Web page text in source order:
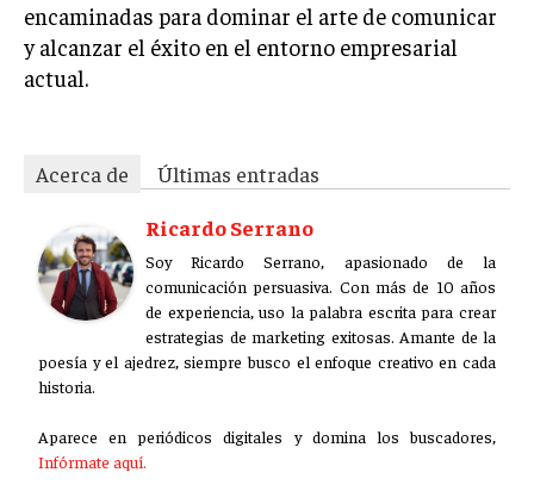
encaminadas para dominar el arte de comunicar
y alcanzar el éxito en el entorno empresarial
actual.
Acerca de
Últimas entradas
Ricardo Serrano
Soy Ricardo Serrano, apasionado de la
comunicación persuasiva. Con más de 10 años
de experiencia, uso la palabra escrita para crear
estrategias de marketing exitosas. Amante de la
poesía y el ajedrez, siempre busco el enfoque creativo en cada
historia.
Aparece en periódicos digitales y domina los buscadores,
Infórmate aquí.